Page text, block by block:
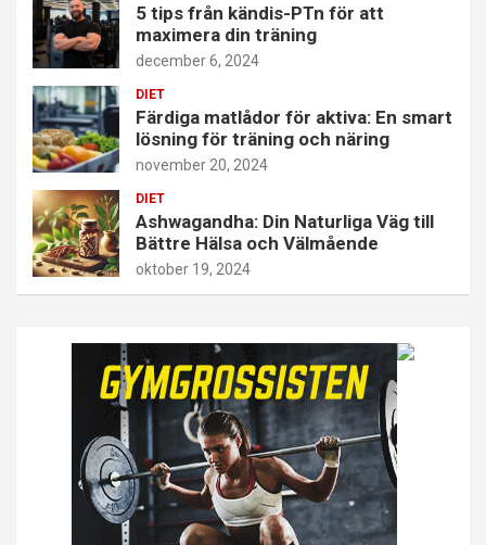
5 tips från kändis-PTn för att
maximera din träning
december 6, 2024
DIET
Färdiga matlådor för aktiva: En smart
lösning för träning och näring
november 20, 2024
DIET
Ashwagandha: Din Naturliga Väg till
Bättre Hälsa och Välmående
oktober 19, 2024